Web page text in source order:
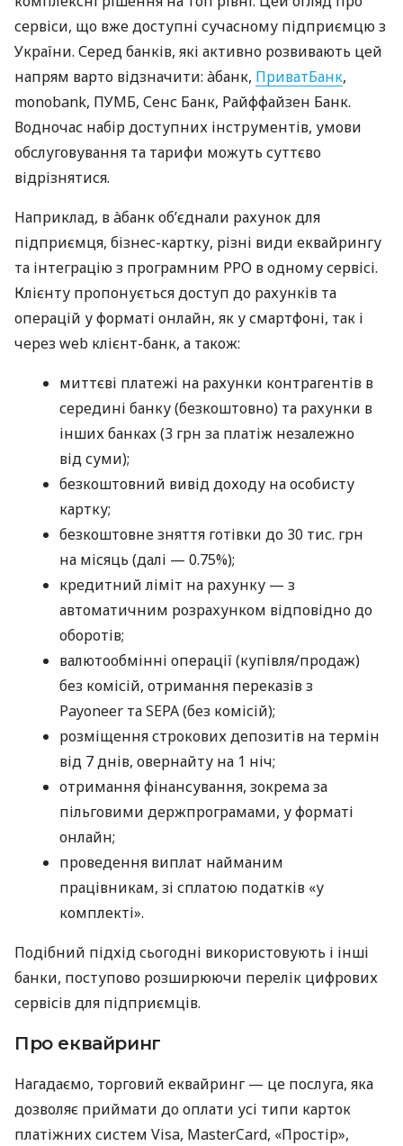
сервіси, що вже доступні сучасному підприємцю з
України. Серед банків, які активно розвивають цей
напрям варто відзначити: àбанк, ПриватБанк,
monobank, ПУМБ, Сенс Банк, Райффайзен Банк.
Водночас набір доступних інструментів, умови
обслуговування та тарифи можуть суттєво
відрізнятися.
Наприклад, в àбанк об’єднали рахунок для
підприємця, бізнес-картку, різні види еквайрингу
та інтеграцію з програмним РРО в одному сервісі.
Клієнту пропонується доступ до рахунків та
операцій у форматі онлайн, як у смартфоні, так і
через web клієнт-банк, а також:
миттєві платежі на рахунки контрагентів в
середині банку (безкоштовно) та рахунки в
інших банках (3 грн за платіж незалежно
від суми);
безкоштовний вивід доходу на особисту
картку;
безкоштовне зняття готівки до 30 тис. грн
на місяць (далі — 0.75%);
кредитний ліміт на рахунку — з
автоматичним розрахунком відповідно до
оборотів;
валютообмінні операції (купівля/продаж)
без комісій, отримання переказів з
Payoneer та SEPA (без комісій);
розміщення строкових депозитів на термін
від 7 днів, овернайту на 1 ніч;
отримання фінансування, зокрема за
пільговими держпрограмами, у форматі
онлайн;
проведення виплат найманим
працівникам, зі сплатою податків «у
комплекті».
Подібний підхід сьогодні використовують і інші
банки, поступово розширюючи перелік цифрових
сервісів для підприємців.
Про еквайринг
Нагадаємо, торговий еквайринг — це послуга, яка
дозволяє приймати до оплати усі типи карток
платіжних систем Visa, MasterCard, «Простір»,